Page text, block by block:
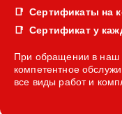
Сертификаты на
Сертификат у
При обращении в наш
компетентное
все виды работ и